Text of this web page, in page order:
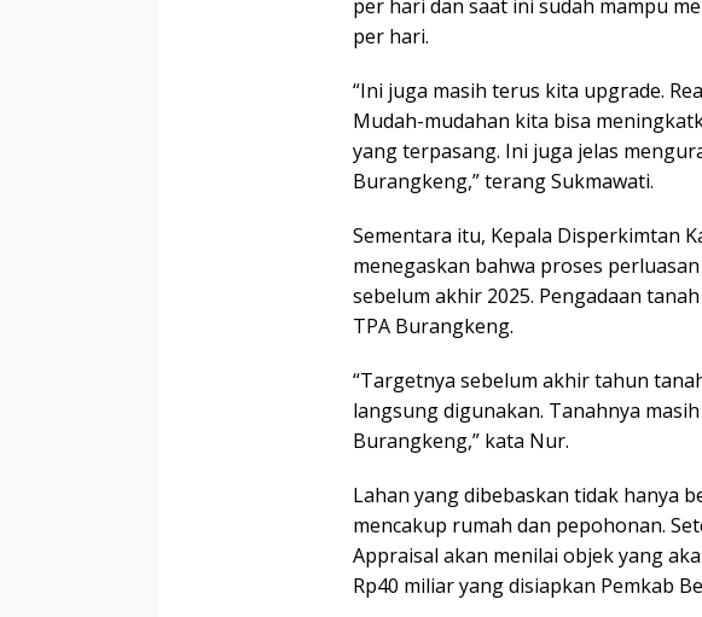
per hari dan saat ini sudah mampu
per hari.
“Ini juga masih terus kita upgrade.
Mudah-mudahan kita bisa
yang terpasang. Ini juga jelas
Burangkeng,” terang Sukmawati.
Sementara itu, Kepala Disperkimtan
menegaskan bahwa proses
sebelum akhir 2025. Pengadaan
TPA Burangkeng.
“Targetnya sebelum akhir tahun
langsung digunakan. Tanahnya
Burangkeng,” kata Nur.
Lahan yang dibebaskan tidak hanya
mencakup rumah dan pepohonan.
Appraisal akan menilai objek yang
Rp40 miliar yang disiapkan Pemkab